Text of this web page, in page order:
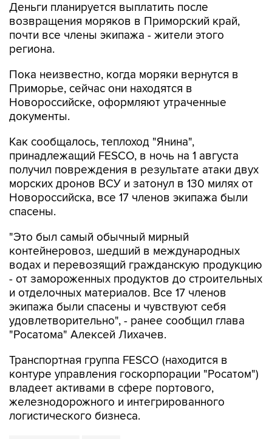
Деньги планируется выплатить после
возвращения моряков в Приморский край,
почти все члены экипажа - жители этого
региона.
Пока неизвестно, когда моряки вернутся в
Приморье, сейчас они находятся в
Новороссийске, оформляют утраченные
документы.
Как сообщалось, теплоход "Янина",
принадлежащий FESCO, в ночь на 1 августа
получил повреждения в результате атаки двух
морских дронов ВСУ и затонул в 130 милях от
Новороссийска, все 17 членов экипажа были
спасены.
"Это был самый обычный мирный
контейнеровоз, шедший в международных
водах и перевозящий гражданскую продукцию
- от замороженных продуктов до строительных
и отделочных материалов. Все 17 членов
экипажа были спасены и чувствуют себя
удовлетворительно", - ранее сообщил глава
"Росатома" Алексей Лихачев.
Транспортная группа FESCO (находится в
контуре управления госкорпорации "Росатом")
владеет активами в сфере портового,
железнодорожного и интегрированного
логистического бизнеса.